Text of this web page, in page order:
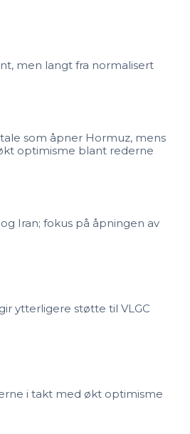
men langt fra normalisert
som åpner Hormuz, mens
optimisme blant rederne
Iran; fokus på åpningen av
ytterligere støtte til VLGC
i takt med økt optimisme